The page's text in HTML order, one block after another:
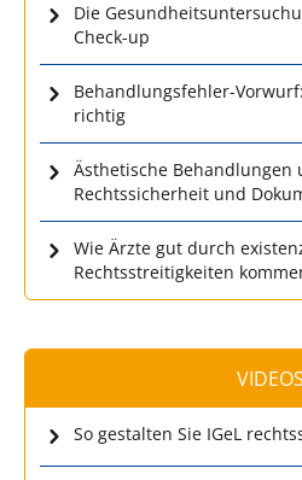
Die
Check-up
Behandlungsfehler-
richtig
Ästhetische Behandlungen
Rechtssicherheit und
Wie Ärzte gut durch
Rechtsstreitigkeiten
VIDEOS
So gestalten Sie IGeL